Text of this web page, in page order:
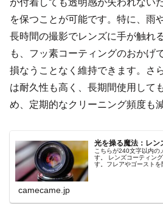
が付着しても透明感が失われない
を保つことが可能です。特に、雨
長時間の撮影でレンズに手が触れ
も、フッ素コーティングのおかげ
損なうことなく維持できます。さ
は耐久性も高く、長期間使用して
め、定期的なクリーニング頻度も
光を操る魔法：レン
こちらが240文字以内の
す。 レンズコーティングは、光を操る魔法のような技術で
す。フレアやゴーストを
camecame.jp